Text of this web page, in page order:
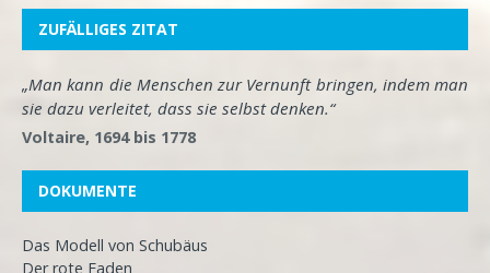
ZUFÄLLIGES ZITAT
„Man kann die Menschen zur Vernunft bringen, indem man
sie dazu verleitet, dass sie selbst denken.“
Voltaire, 1694 bis 1778
DOKUMENTE
Das Modell von Schubäus
Der rote Faden